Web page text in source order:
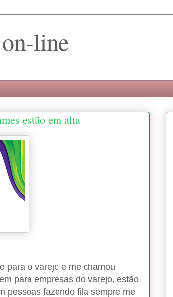
line
estão em alta
para o varejo e me chamou
para empresas do varejo, estão
pessoas fazendo fila sempre me